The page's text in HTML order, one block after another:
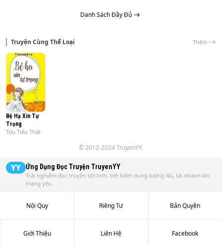
Một năm trước, cậu ta còn thề thốt nhất định sẽ đến
trường tôi.
Giờ cậu đến thật rồi, nhưng là đến cùng bạn gái mới.
Danh Sách Đầy Đủ
Truyện Cùng Thể Loại Thêm
Bệ Hạ Xin Tự
Trọng
Tửu Tiểu Thất
© 2012-2024 TruyenYY.
YY Ứng Dụng Đọc Truyện TruyenYY
Trải nghiệm đọc truyện tốt hơn, tiết kiệm dung lượng 4G, tải nhanh khi
mạng yếu.
Nội Quy Riêng Tư Bản Quyền
Giới Thiệu Liên Hệ Facebook